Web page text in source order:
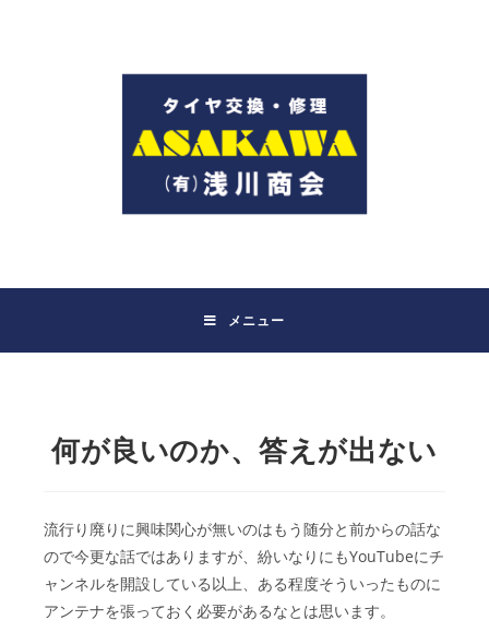
メニュー
何が良いのか、答えが出ない
流行り廃りに興味関心が無いのはもう随分と前からの話な
ので今更な話ではありますが、紛いなりにもYouTubeにチ
ャンネルを開設している以上、ある程度そういったものに
アンテナを張っておく必要があるなとは思います。